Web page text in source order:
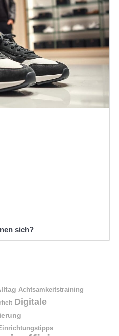
sich?
Achtsamkeitstraining
Digitale